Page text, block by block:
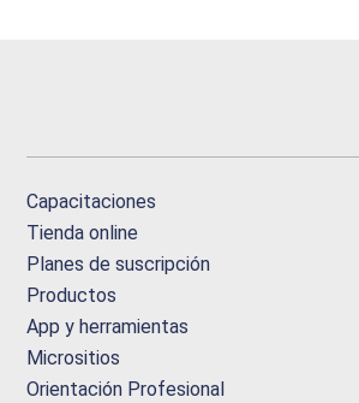
Capacitaciones
Tienda online
Planes de suscripción
Productos
App y herramientas
Micrositios
Orientación Profesional